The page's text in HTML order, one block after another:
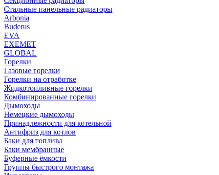
Стальные панельные радиаторы
Arbonia
Buderus
EVA
EXEMET
GLOBAL
Горелки
Газовые горелки
Горелки на отработке
Жидкотопливные горелки
Комбинированные горелки
Дымоходы
Немецкие дымоходы
Принадлежности для котельной
Антифриз для котлов
Баки для топлива
Баки мембранные
Буферные ёмкости
Группы быстрого монтажа